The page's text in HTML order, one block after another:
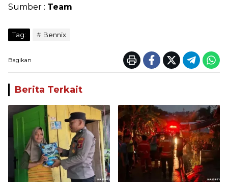
Sumber : Team
Tag: Bennix
Bagikan
Berita Terkait